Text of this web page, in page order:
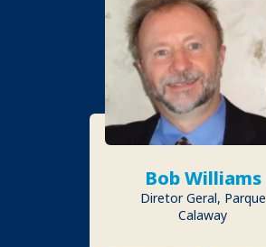
Bob Williams
Diretor Geral, Parque
Calaway